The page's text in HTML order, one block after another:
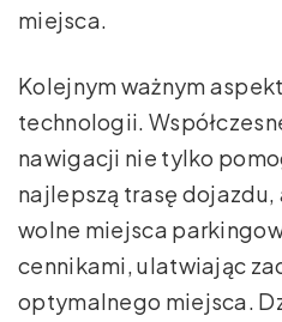
miejsca.
Kolejnym ważnym
technologii.
nawigacji nie tylko
najlepszą trasę dojazdu,
wolne miejsca
cennikami, ulatwiając
optymalnego miejsca.